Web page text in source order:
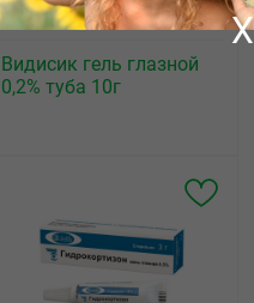
от 538.00₽
Видисик гель глазной
0,2% туба 10г
X